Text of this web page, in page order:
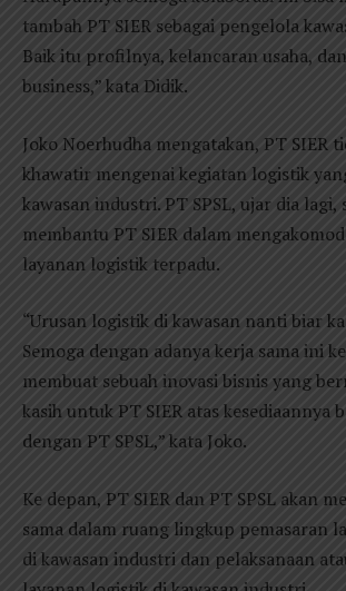
tambah PT SIER sebagai pengelola
Baik itu profilnya, kelancaran usaha,
business,” kata Didik.
Joko Noerhudha mengatakan, PT SIER
khawatir mengenai kegiatan logistik
kawasan industri. PT SPSL, ujar dia lagi,
membantu PT SIER dalam
layanan logistik terpadu.
“Urusan logistik di kawasan nanti biar
Semoga dengan adanya kerja sama ini
membuat sebuah inovasi bisnis yang
kasih untuk PT SIER atas kesediaannya
dengan PT SPSL,” kata Joko.
Ke depan, PT SIER dan PT SPSL akan
sama dalam ruang lingkup pemasaran
di kawasan industri dan pelaksanaan